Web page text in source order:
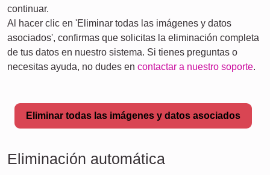
continuar.
Al hacer clic en 'Eliminar todas las imágenes y datos
asociados', confirmas que solicitas la eliminación completa
de tus datos en nuestro sistema. Si tienes preguntas o
necesitas ayuda, no dudes en contactar a nuestro soporte.
Eliminar todas las imágenes y datos asociados
Eliminación automática